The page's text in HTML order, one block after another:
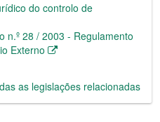
do controlo de
n.º 28 / 2003 - Regulamento
Externo
as legislações relacionadas